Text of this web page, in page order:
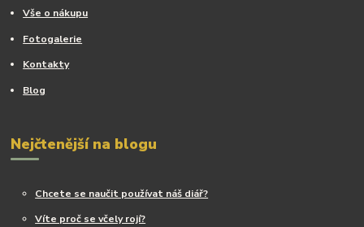
Vše o nákupu
Fotogalerie
Kontakty
Blog
Nejčtenější na blogu
Chcete se naučit používat náš diář?
Víte proč se včely rojí?